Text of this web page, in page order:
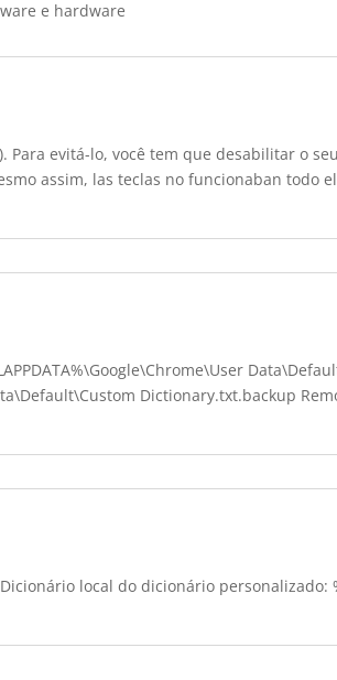
e hardware
evitá-lo, você tem que desabilitar o
assim, las teclas no funcionaban todo
Dictionary.txt.backup
local do dicionário personalizado: